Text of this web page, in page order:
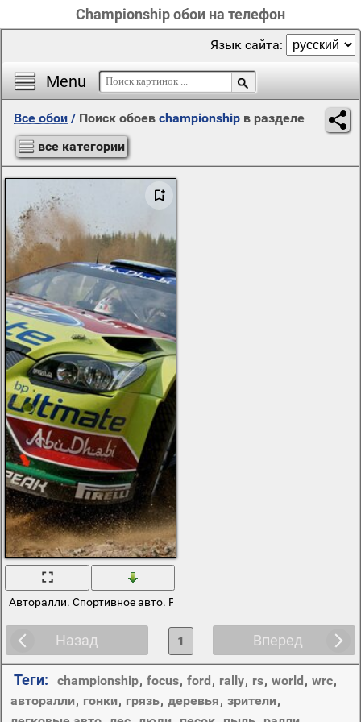
Championship обои на телефон
Menu
Язык сайта:
Все обои / Поиск обоев championship в разделе
все категории
Авторалли. Спортивное авто. Ралли. Песок
Назад Вперед
1
Теги: championship, focus, ford, rally, rs, world, wrc,
авторалли, гонки, грязь, деревья, зрители,